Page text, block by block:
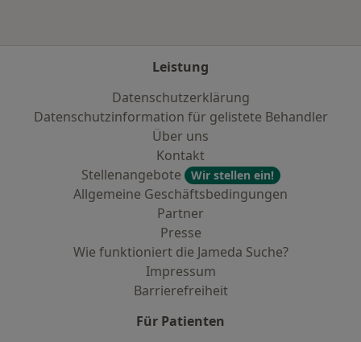
Leistung
Datenschutzerklärung
Datenschutzinformation für gelistete Behandler
Über uns
Kontakt
Stellenangebote
Wir stellen ein!
Allgemeine Geschäftsbedingungen
Partner
Presse
Wie funktioniert die Jameda Suche?
Impressum
Barrierefreiheit
Für Patienten